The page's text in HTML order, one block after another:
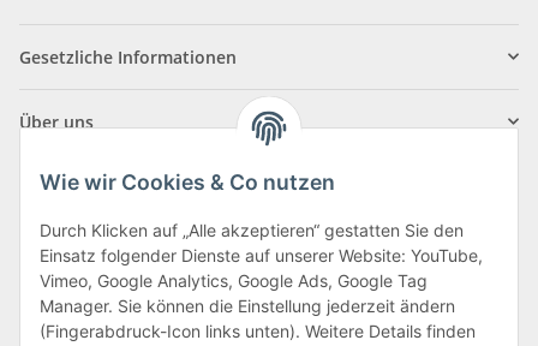
Gesetzliche Informationen
Über uns
Klagenfurter Straße 29
9556 Liebenfels
Wie wir Cookies & Co nutzen
Durch Klicken auf „Alle akzeptieren“ gestatten Sie den
Einsatz folgender Dienste auf unserer Website: YouTube,
Vimeo, Google Analytics, Google Ads, Google Tag
Manager. Sie können die Einstellung jederzeit ändern
(Fingerabdruck-Icon links unten). Weitere Details finden